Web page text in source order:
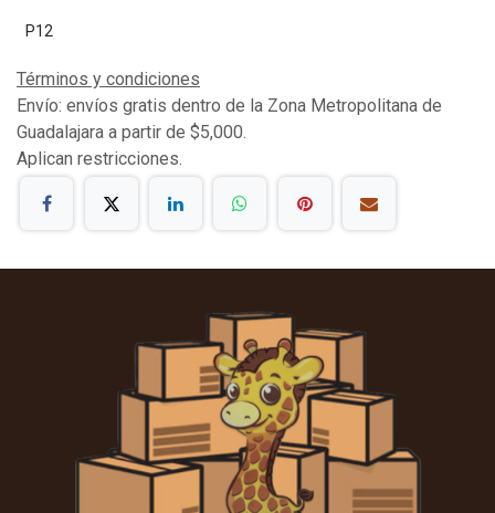
P12
Términos y condiciones
Envío: envíos gratis dentro de la Zona Metropolitana de
Guadalajara a partir de $5,000.
Aplican restricciones.